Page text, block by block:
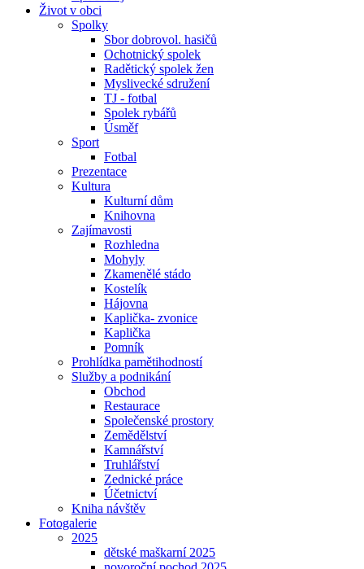
Život v obci
Spolky
Sbor dobrovol. hasičů
Ochotnický spolek
Radětický spolek žen
Myslivecké sdružení
TJ - fotbal
Spolek rybářů
Úsměf
Sport
Fotbal
Prezentace
Kultura
Kulturní dům
Knihovna
Zajímavosti
Rozhledna
Mohyly
Zkamenělé stádo
Kostelík
Hájovna
Kaplička- zvonice
Kaplička
Pomník
Prohlídka pamětihodností
Služby a podnikání
Obchod
Restaurace
Společenské prostory
Zemědělství
Kamnářství
Truhlářství
Zednické práce
Účetnictví
Kniha návštěv
Fotogalerie
2025
dětské maškarní 2025